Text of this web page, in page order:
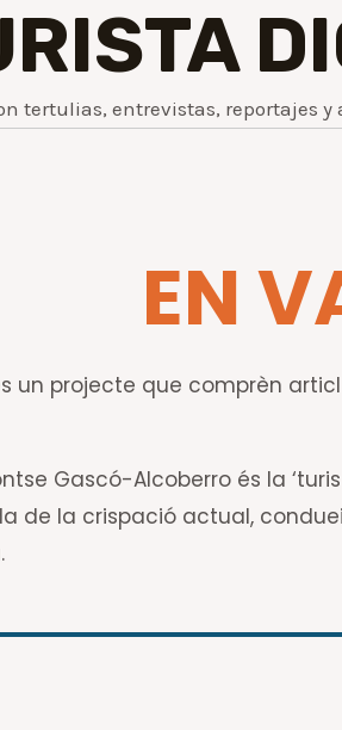
tertulias, entrevistas, reportajes y
EN
un projecte que comprèn
Gascó-Alcoberro és la
de la crispació actual,